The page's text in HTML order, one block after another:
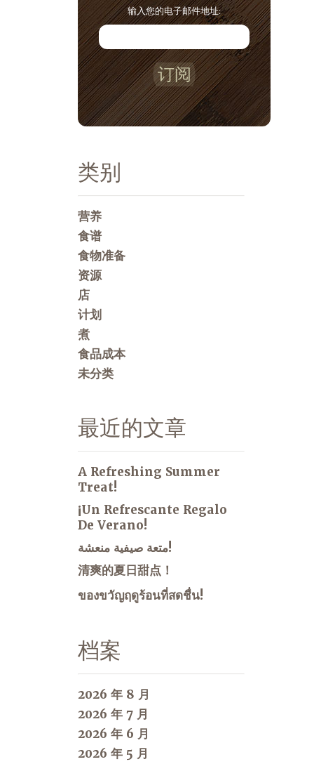
输入您的电子邮件地址:
订阅
类别
营养
食谱
食物准备
资源
店
计划
煮
食品成本
未分类
最近的文章
A Refreshing Summer
Treat!
¡Un Refrescante Regalo
De Verano!
متعة صيفية منعشة!
清爽的夏日甜点！
ของขวัญฤดูร้อนที่สดชื่น!
档案
2026 年 8 月
2026 年 7 月
2026 年 6 月
2026 年 5 月